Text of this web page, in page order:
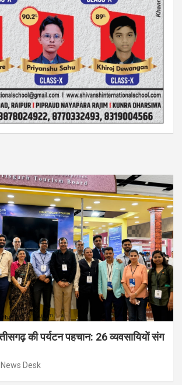
की पर्यटन पहचान: 26 व्यवसायियों संग
News Desk